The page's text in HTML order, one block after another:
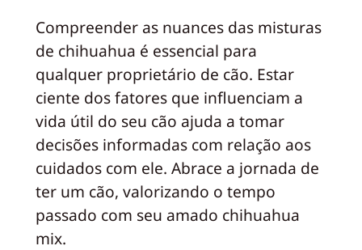
Compreender as nuances das misturas
de chihuahua é essencial para
qualquer proprietário de cão. Estar
ciente dos fatores que influenciam a
vida útil do seu cão ajuda a tomar
decisões informadas com relação aos
cuidados com ele. Abrace a jornada de
ter um cão, valorizando o tempo
passado com seu amado chihuahua
mix.